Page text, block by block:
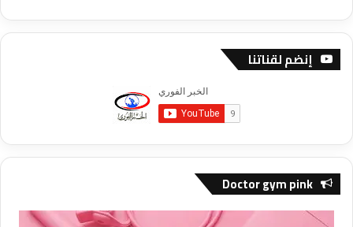
إنضم لقناتنا
Doctor gym pink